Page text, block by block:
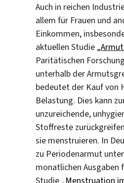
Auch in reichen
allem für Frauen und
Einkommen,
aktuellen Studie
Paritätischen
unterhalb der
bedeutet der Kauf von
Belastung. Dies kann
unzureichende,
Stoffreste
sie menstruieren. In
zu Periodenarmut
monatlichen
Studie „Menstruation